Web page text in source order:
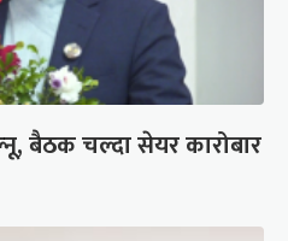
बैठक चल्दा सेयर कारोबार